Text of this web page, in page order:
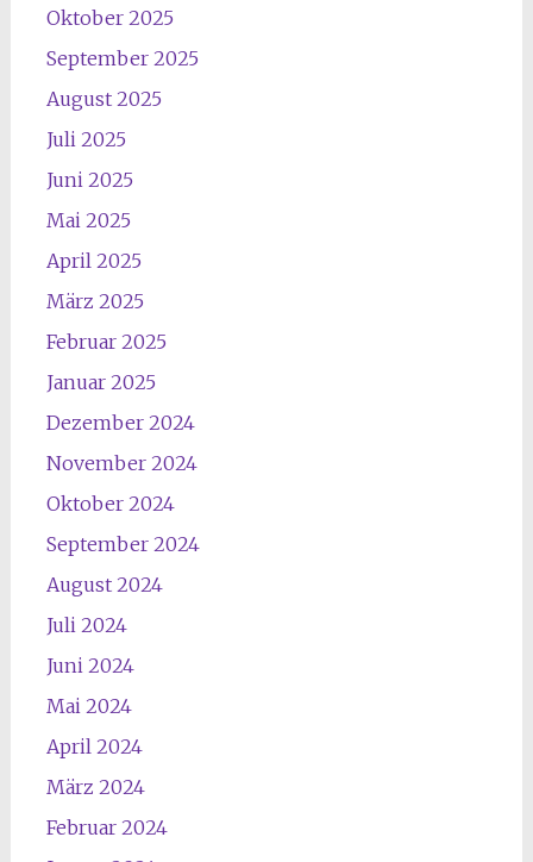
Oktober 2025
September 2025
August 2025
Juli 2025
Juni 2025
Mai 2025
April 2025
März 2025
Februar 2025
Januar 2025
Dezember 2024
November 2024
Oktober 2024
September 2024
August 2024
Juli 2024
Juni 2024
Mai 2024
April 2024
März 2024
Februar 2024